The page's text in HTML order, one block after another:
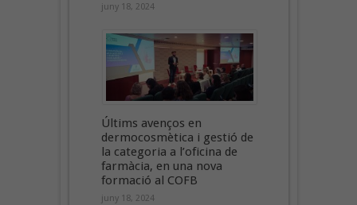
juny 18, 2024
Últims avenços en
dermocosmètica i gestió de
la categoria a l’oficina de
farmàcia, en una nova
formació al COFB
juny 18, 2024